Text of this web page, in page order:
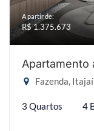
A partir de:
R$ 1.375.673
Apartamento
Fazenda,
3 Quartos 4